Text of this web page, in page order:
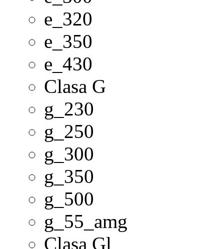
e_320
e_350
e_430
Clasa G
g_230
g_250
g_300
g_350
g_500
g_55_amg
Clasa Gl